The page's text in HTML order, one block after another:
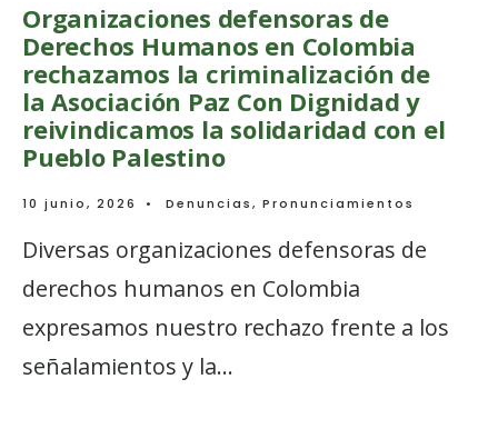
Organizaciones defensoras de
Derechos Humanos en Colombia
rechazamos la criminalización de
la Asociación Paz Con Dignidad y
reivindicamos la solidaridad con el
Pueblo Palestino
10 junio, 2026 • Denuncias, Pronunciamientos
Diversas organizaciones defensoras de
derechos humanos en Colombia
expresamos nuestro rechazo frente a los
señalamientos y la...